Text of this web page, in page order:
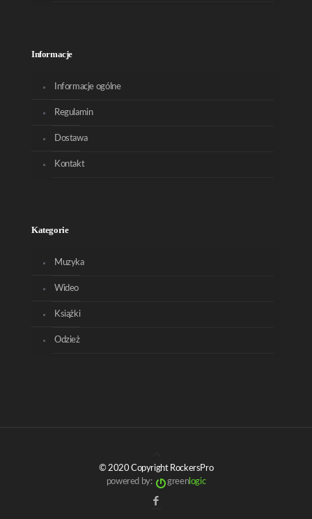
Informacje
Informacje ogólne
Regulamin
Dostawa
Kontakt
Kategorie
Muzyka
Wideo
Książki
Odzież
© 2020 Copyright RockersPro
powered by:
greenlogic